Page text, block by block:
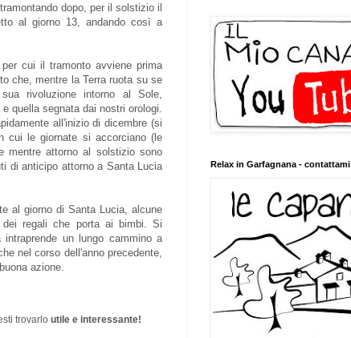
dopo, per il solstizio il
al giorno 13, andando così a
cui il tramonto avviene prima
che, mentre la Terra ruota su se
rivoluzione intorno al Sole,
quella segnata dai nostri orologi.
all'inizio di dicembre (si
cui le giornate si accorciano (le
mentre attorno al solstizio sono
di anticipo attorno a Santa Lucia
al giorno di Santa Lucia, alcune
regali che porta ai bimbi. Si
un lungo cammino a
nel corso dell'anno precedente,
azione.
trovarlo utile e interessante!
Relax in Garfagnana - contattami